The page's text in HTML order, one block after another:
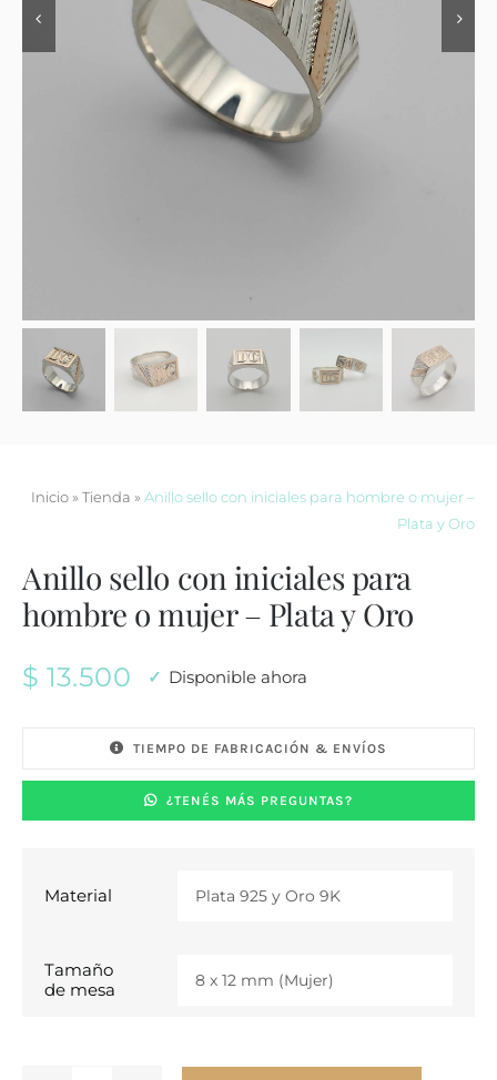
Contacto
Inicio» Tienda » Anillo sello con iniciales para hombre o mujer –
Plata y Oro
Anillo sello con iniciales para
hombre o mujer – Plata y Oro
$ 13.500 Disponible ahora
TIEMPO DE FABRICACIÓN & ENVÍOS
¿TENÉS MÁS PREGUNTAS?
Material
Tamaño
de mesa